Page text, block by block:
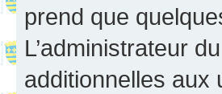
prend que
L’administrateur
additionnelles aux